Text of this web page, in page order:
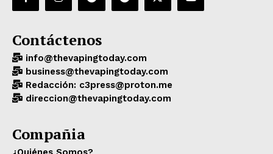
Contáctenos
info@thevapingtoday.com
business@thevapingtoday.com
Redacción: c3press@proton.me
direccion@thevapingtoday.com
Compañia